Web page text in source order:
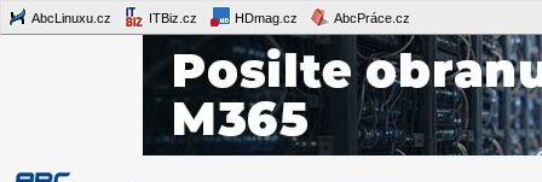
AbcLinuxu.cz ITBiz.cz HDmag.cz AbcPráce.cz